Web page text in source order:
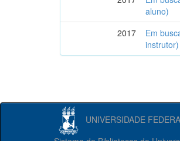
aluno)
2017
Em
instrutor)
UNIVERSIDADE